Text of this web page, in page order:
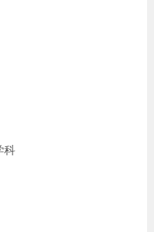
科